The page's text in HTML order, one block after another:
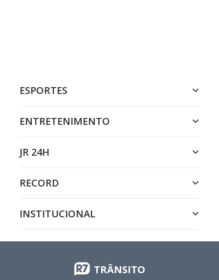
ESPORTES
ENTRETENIMENTO
JR 24H
RECORD
INSTITUCIONAL
TRÂNSITO